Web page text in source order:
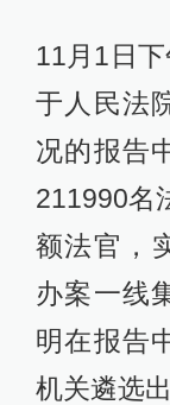
11月1日
于人民法
况的报告
211990名
额法官，
办案一线
明在报告
机关遴选